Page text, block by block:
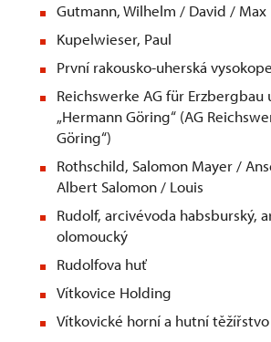
Gutmann, Wilhelm / David / Max
Kupelwieser, Paul
První rakousko-uherská
Reichswerke AG für Erzbergbau
„Hermann Göring“ (AG
Göring“)
Rothschild, Salomon Mayer /
Albert Salomon / Louis
Rudolf, arcivévoda habsburský,
olomoucký
Rudolfova huť
Vítkovice Holding
Vítkovické horní a hutní těžířstvo